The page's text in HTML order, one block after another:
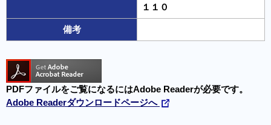
１１０
備考
PDFファイルをご覧になるにはAdobe Readerが必要です。
Adobe Readerダウンロードページへ